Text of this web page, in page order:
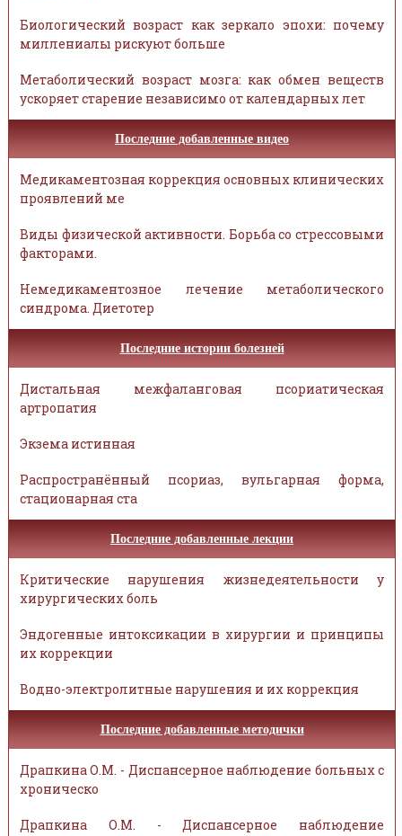
Биологический возраст как зеркало эпохи: почему
миллениалы рискуют больше
Метаболический возраст мозга: как обмен веществ
ускоряет старение независимо от календарных лет
Последние добавленные видео
Медикаментозная коррекция основных клинических
проявлений ме
Виды физической активности. Борьба со стрессовыми
факторами.
Немедикаментозное лечение метаболического
синдрома. Диетотер
Последние истории болезней
Дистальная межфаланговая псориатическая
артропатия
Экзема истинная
Распространённый псориаз, вульгарная форма,
стационарная ста
Последние добавленные лекции
Критические нарушения жизнедеятельности у
хирургических боль
Эндогенные интоксикации в хирургии и принципы
их коррекции
Водно-электролитные нарушения и их коррекция
Последние добавленные методички
Драпкина О.М. - Диспансерное наблюдение больных с
хроническо
Драпкина О.М. - Диспансерное наблюдение